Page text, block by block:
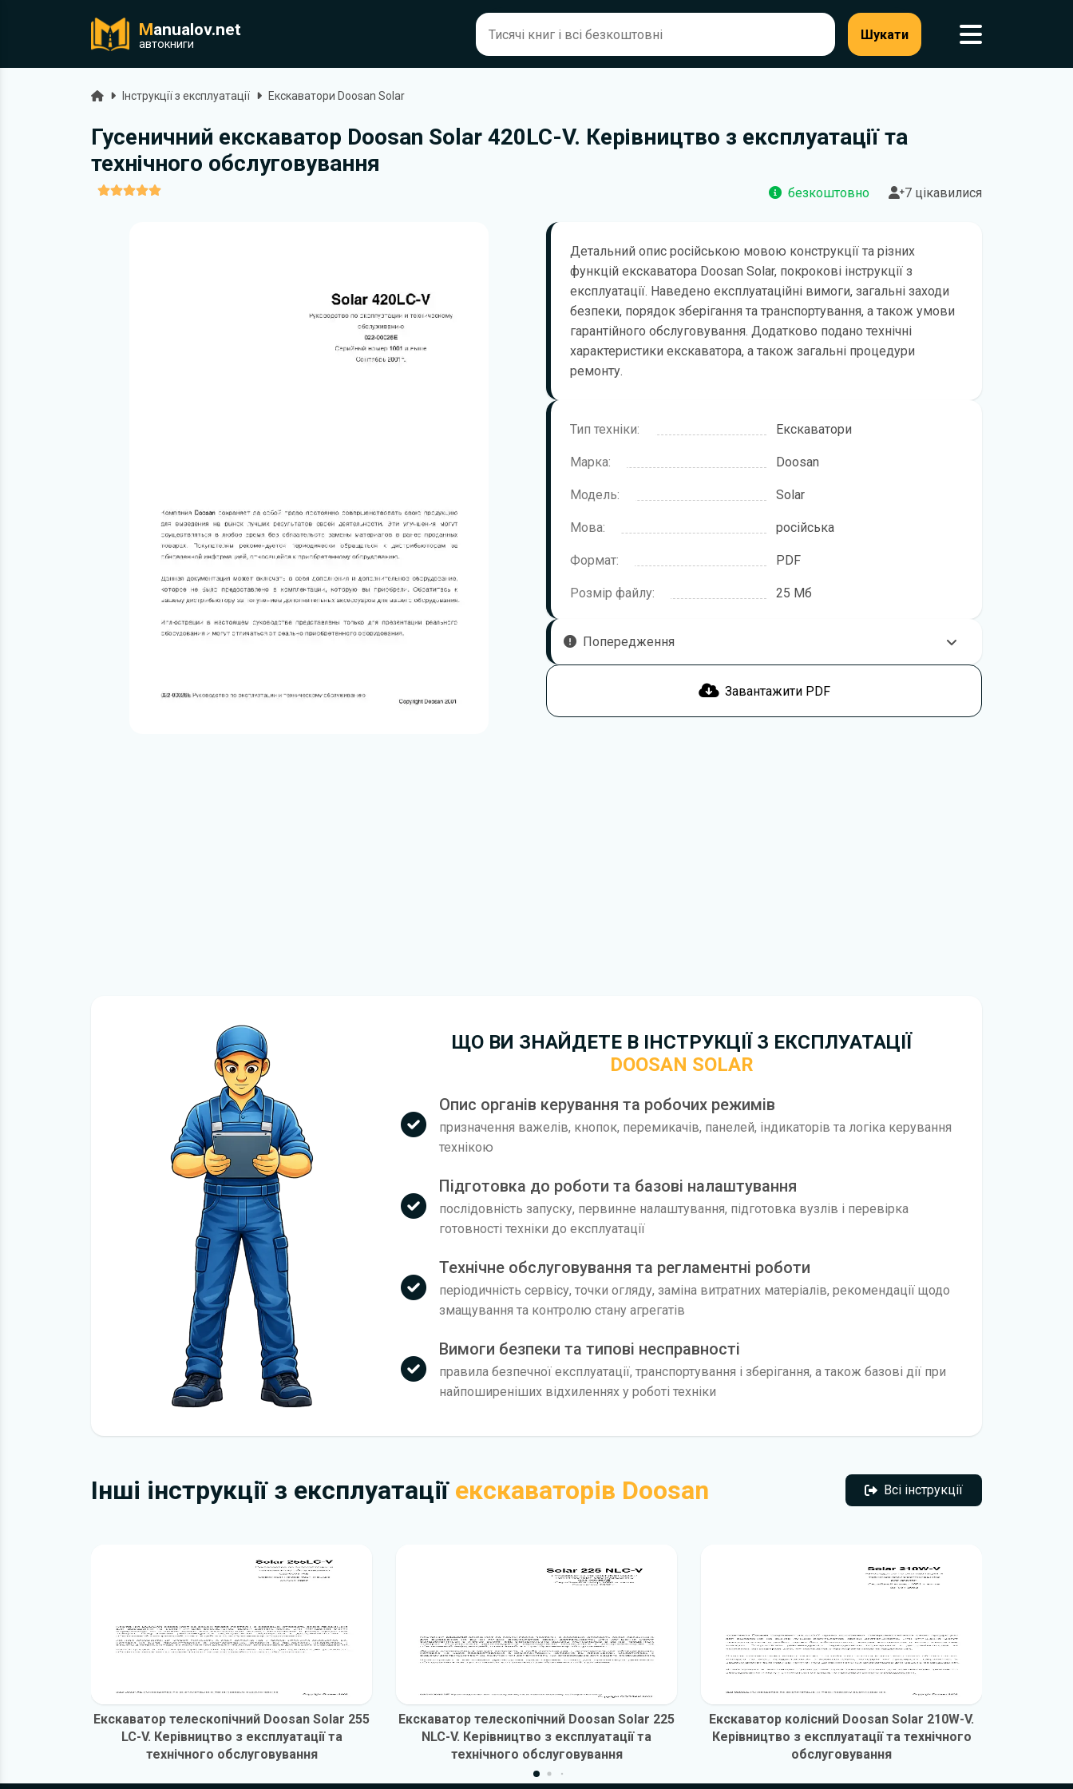
Manualov.net
автокниги
Шукати
ГоловнаІнструкції з експлуатації Екскаватори Doosan Solar
Гусеничний екскаватор Doosan Solar 420LC-V. Керівництво з експлуатації та
технічного обслуговування
безкоштовно 7 цікавилися
Детальний опис російською мовою конструкції та різних
функцій екскаватора Doosan Solar, покрокові інструкції з
експлуатації. Наведено експлуатаційні вимоги, загальні заходи
безпеки, порядок зберігання та транспортування, а також умови
гарантійного обслуговування. Додатково подано технічні
характеристики екскаватора, а також загальні процедури
ремонту.
Тип техніки: Екскаватори
Марка: Doosan
Модель: Solar
Мова: російська
Формат: PDF
Розмір файлу: 25 Мб
Попередження
Щоб правильно та безпечно користуватися технікою, рекомендується
підготовлено для моделі Doosan Solar.
Завантажити PDF
ЩО ВИ ЗНАЙДЕТЕ В ІНСТРУКЦІЇ З ЕКСПЛУАТАЦІЇ
DOOSAN SOLAR
Опис органів керування та робочих режимів
призначення важелів, кнопок, перемикачів, панелей, індикаторів та логіка керування
технікою
Підготовка до роботи та базові налаштування
послідовність запуску, первинне налаштування, підготовка вузлів і перевірка
готовності техніки до експлуатації
Технічне обслуговування та регламентні роботи
періодичність сервісу, точки огляду, заміна витратних матеріалів, рекомендації щодо
змащування та контролю стану агрегатів
Вимоги безпеки та типові несправності
правила безпечної експлуатації, транспортування і зберігання, а також базові дії при
найпоширеніших відхиленнях у роботі техніки
Інші інструкції з експлуатації екскаваторів Doosan Всі інструкції
Всі інструкції
Екскаватор телескопічний Doosan Solar 255
LC-V. Керівництво з експлуатації та
технічного обслуговування
Екскаватор телескопічний Doosan Solar 225
NLC-V. Керівництво з експлуатації та
технічного обслуговування
Екскаватор колісний Doosan Solar 210W-V.
Керівництво з експлуатації та технічного
обслуговування